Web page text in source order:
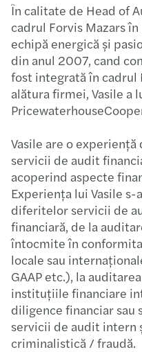
În calitate de Head of
cadrul Forvis Mazars
echipă energică și
din anul 2007, cand
fost integrată în cadrul
alătura firmei, Vasile a
Vasile are o
servicii de audit
acoperind aspecte
Experiența lui Vasile
diferitelor servicii de
financiară, de la
întocmite în
locale sau
GAAP etc.), la
instituțiile financiare
diligence financiar sau
servicii de audit intern
criminalistică / fraudă.​ ​